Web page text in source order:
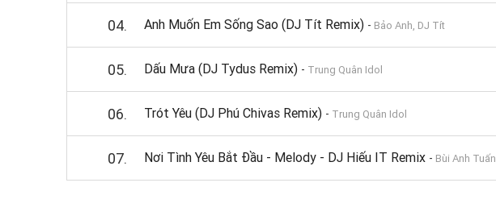
04. Anh Muốn Em Sống Sao (DJ Tít Remix) - Bảo Anh, DJ Tít
05. Dấu Mưa (DJ Tydus Remix) - Trung Quân Idol
06. Trót Yêu (DJ Phú Chivas Remix) - Trung Quân Idol
07. Nơi Tình Yêu Bắt Đầu - Melody - DJ Hiếu IT Remix - Bùi Anh Tuấn